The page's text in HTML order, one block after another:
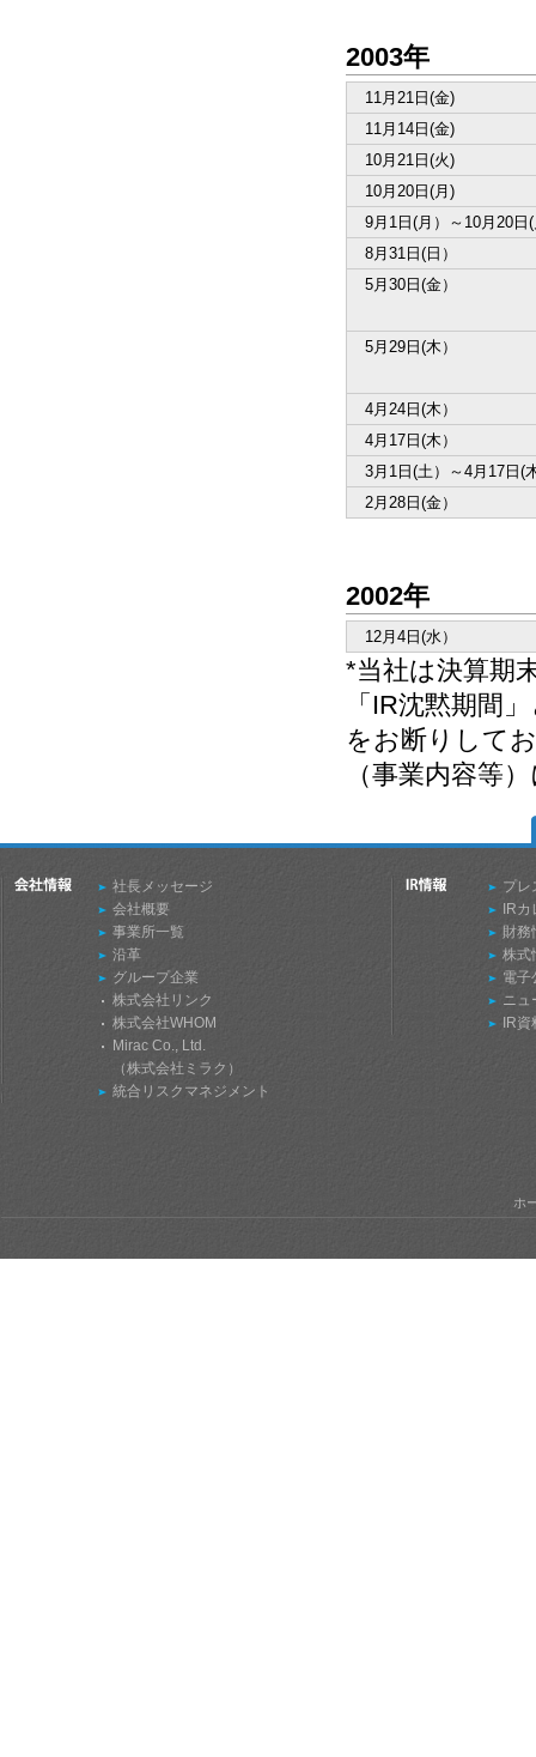
2003年
11月21日(金)
11月14日(金)
10月21日(火)
10月20日(月)
9月1日(月）～10月20日
8月31日(日）
5月30日(金）
5月29日(木）
4月24日(木）
4月17日(木）
3月1日(土）～4月17日(
2月28日(金）
2002年
12月4日(水）
*当社は決算期
「IR沈黙期間
をお断りして
（事業内容等
社長メッセージ
会社概要
事業所一覧
沿革
グループ企業
株式会社リンク
株式会社WHOM
Mirac Co., Ltd.
（株式会社ミラク）
統合リスクマネジメント
プレ
IR
財務
株式
電子
ニュ
IR
ホ